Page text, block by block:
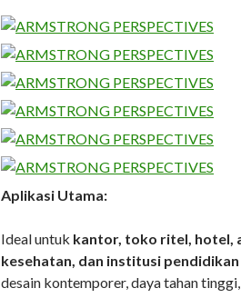
Aplikasi Utama:
Ideal untuk kantor, toko ritel, hotel,
kesehatan, dan institusi pendidikan
desain kontemporer, daya tahan